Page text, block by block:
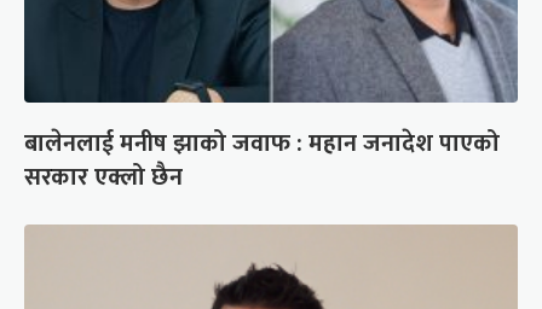
बालेनलाई मनीष झाको जवाफ : महान जनादेश पाएको
सरकार एक्लो छैन